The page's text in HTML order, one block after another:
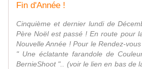
Fin d'Année !
Cinquième et dernier lundi de
Père Noël est passé ! En route pour
Nouvelle Année ! Pour le Rendez-
" Une éclatante farandole de
BernieShoot ".. (voir le lien en bas de